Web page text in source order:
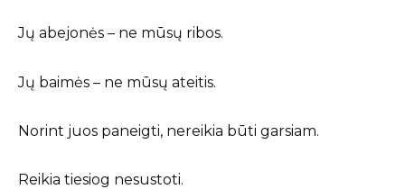
Jų abejonės – ne mūsų ribos.
Jų baimės – ne mūsų ateitis.
Norint juos paneigti, nereikia būti garsiam.
Reikia tiesiog nesustoti.